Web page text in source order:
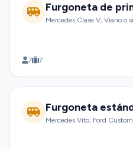
Furgoneta de
Mercedes Clase V, Viano o
7 7
Furgoneta
Mercedes Vito, Ford